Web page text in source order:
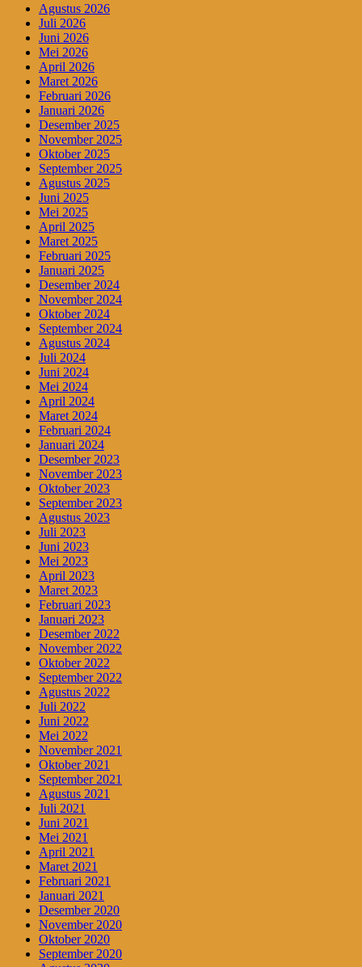
Agustus 2026
Juli 2026
Juni 2026
Mei 2026
April 2026
Maret 2026
Februari 2026
Januari 2026
Desember 2025
November 2025
Oktober 2025
September 2025
Agustus 2025
Juni 2025
Mei 2025
April 2025
Maret 2025
Februari 2025
Januari 2025
Desember 2024
November 2024
Oktober 2024
September 2024
Agustus 2024
Juli 2024
Juni 2024
Mei 2024
April 2024
Maret 2024
Februari 2024
Januari 2024
Desember 2023
November 2023
Oktober 2023
September 2023
Agustus 2023
Juli 2023
Juni 2023
Mei 2023
April 2023
Maret 2023
Februari 2023
Januari 2023
Desember 2022
November 2022
Oktober 2022
September 2022
Agustus 2022
Juli 2022
Juni 2022
Mei 2022
November 2021
Oktober 2021
September 2021
Agustus 2021
Juli 2021
Juni 2021
Mei 2021
April 2021
Maret 2021
Februari 2021
Januari 2021
Desember 2020
November 2020
Oktober 2020
September 2020